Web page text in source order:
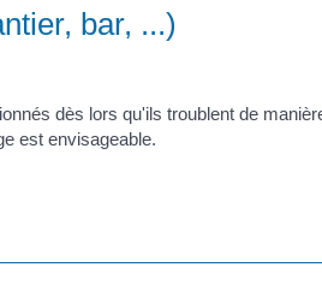
bar, ...)
dès lors qu'ils troublent de
est envisageable.